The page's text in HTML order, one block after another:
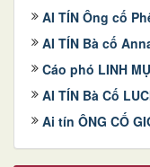
AI TÍN Ông cố
AI TÍN Bà cố
Cáo phó LINH
AI TÍN Bà Cố
Ai tín ÔNG CỐ